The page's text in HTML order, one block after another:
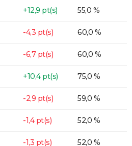
+12,9 pt(s) 55,0 %
-4,3 pt(s) 60,0 %
-6,7 pt(s) 60,0 %
+10,4 pt(s) 75,0 %
-2,9 pt(s) 59,0 %
-1,4 pt(s) 52,0 %
-1,3 pt(s) 52,0 %